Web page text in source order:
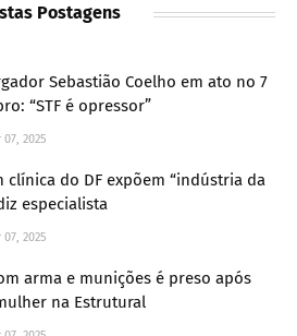
Postagens
Sebastião Coelho em ato no 7
“STF é opressor”
2025
clínica do DF expõem “indústria da
especialista
2025
arma e munições é preso após
na Estrutural